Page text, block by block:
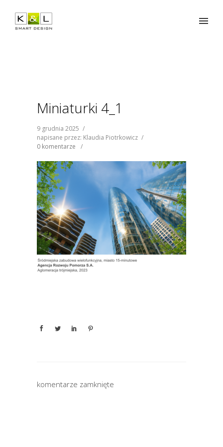
Miniaturki 4_1
9 grudnia 2025 /
napisane przez: Klaudia Piotrkowicz /
0 komentarze
/
komentarze zamknięte